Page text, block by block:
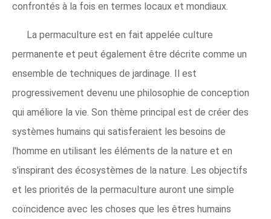
confrontés à la fois en termes locaux et mondiaux.
La permaculture est en fait appelée culture
permanente et peut également être décrite comme un
ensemble de techniques de jardinage. Il est
progressivement devenu une philosophie de conception
qui améliore la vie. Son thème principal est de créer des
systèmes humains qui satisferaient les besoins de
l'homme en utilisant les éléments de la nature et en
s'inspirant des écosystèmes de la nature. Les objectifs
et les priorités de la permaculture auront une simple
coïncidence avec les choses que les êtres humains